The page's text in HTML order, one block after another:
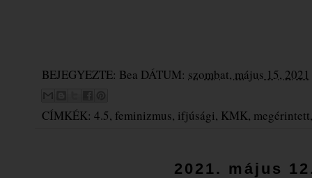
BEJEGYEZTE: Bea DÁTUM: szombat, május 15, 2021
CÍMKÉK: 4.5, feminizmus, ifjúsági, KMK, megérintett
2021. május